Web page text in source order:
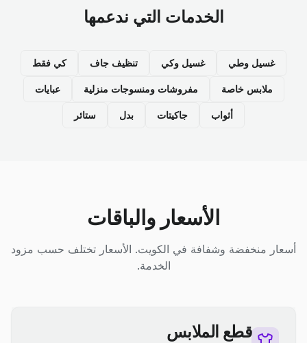
الخدمات التي ندعمها
غسيل وطي غسيل وكي تنظيف جاف كي فقط
ملابس خاصة مفروشات ومنسوجات منزلية عبايات
أثواب جاكيتات بدل ستائر
الأسعار والباقات
أسعار منخفضة وشفافة في الكويت. الأسعار تختلف حسب مزود
الخدمة.
قطع الملابس